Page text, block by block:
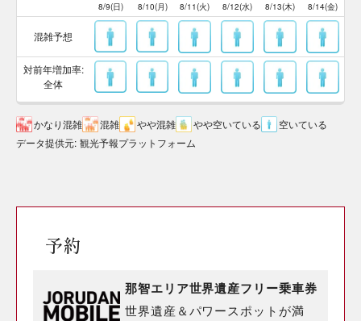
8/9(日) 8/10(月) 8/11(火) 8/12(水) 8/13(木) 8/14(金)
混雑予想
対前年増加率:
全体
かなり混雑 混雑 やや混雑 やや空いている
空いている
データ提供元: 観光予報プラットフォーム
予約
那智エリア世界遺産フリー乗車券
世界遺産＆パワースポットが満